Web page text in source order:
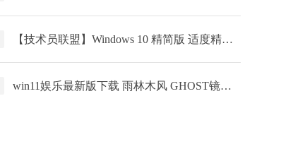
【技术员联盟】Windows 10 精简版 适度精简 服务器版本的桌面体验
win11娱乐最新版下载 雨林木风 GHOST镜像 x64位系统下载 v2023